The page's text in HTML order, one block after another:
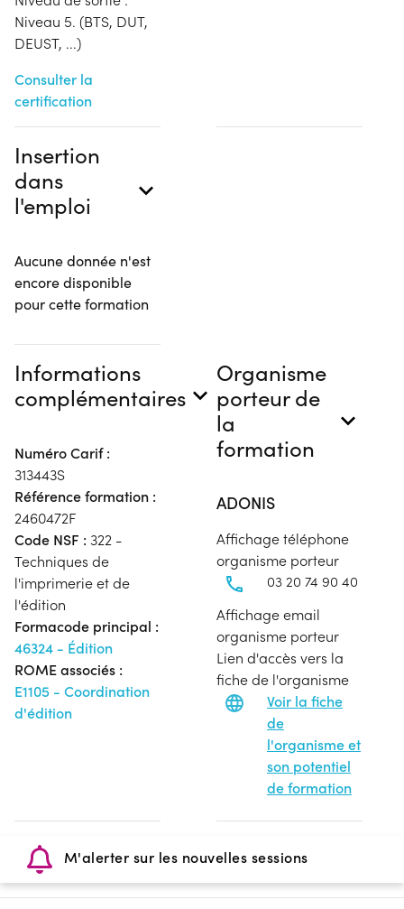
Niveau 5. (BTS, DUT,
DEUST, ...)
Consulter la
certification
Insertion
dans
l'emploi
Aucune donnée n'est
encore disponible
pour cette formation
Informations
complémentaires
Numéro Carif :
313443S
Référence formation :
2460472F
Code NSF : 322 -
Techniques de
l'imprimerie et de
l'édition
Formacode principal :
46324 - Édition
ROME associés :
E1105 - Coordination
d'édition
Organisme
porteur de
la
formation
ADONIS
Affichage téléphone
organisme porteur
03 20 74 90 40
Affichage email
organisme porteur
Lien d'accès vers la
fiche de l'organisme
Voir la fiche
de
l'organisme et
son potentiel
de formation
M'alerter sur les nouvelles sessions